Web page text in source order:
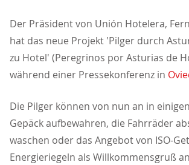
Der Präsident von Unión Hotelera,
hat das neue Projekt 'Pilger durch
zu Hotel' (Peregrinos por Asturias de
während einer Pressekonferenz in
Die Pilger können von nun an in
Gepäck aufbewahren, die Fahrräder
waschen oder das Angebot von ISO-
Energieriegeln als Willkommensgruß